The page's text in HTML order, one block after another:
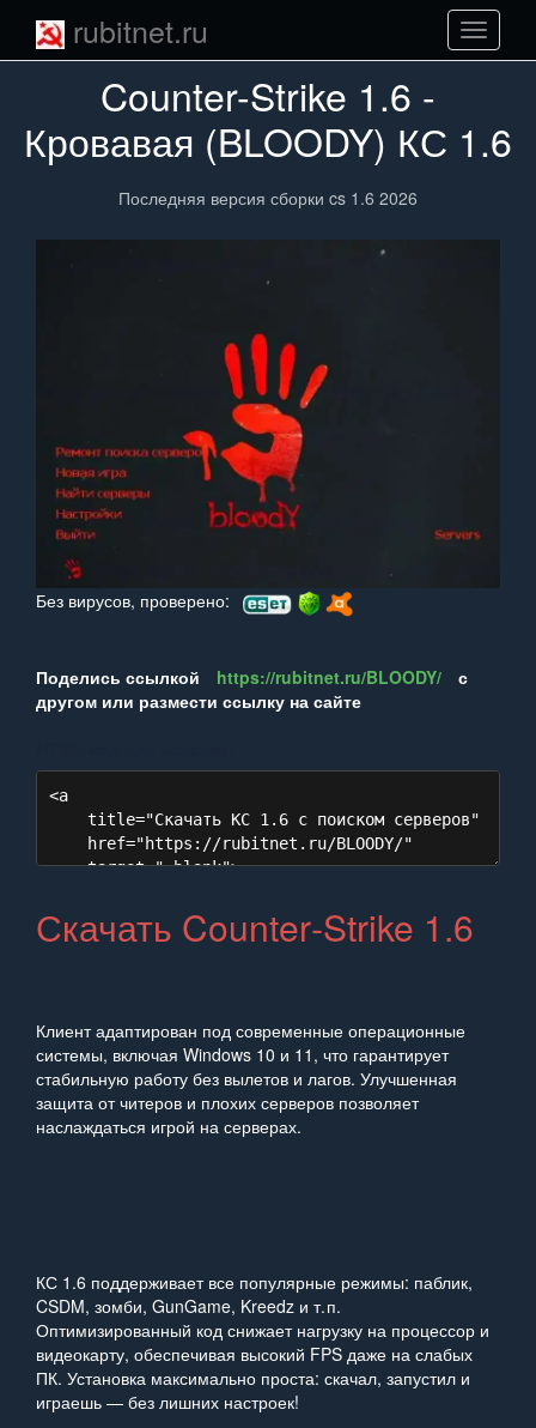
сайта
rubitnet.ru
Counter-Strike 1.6 -
Кровавая (BLOODY) КС 1.6
Последняя версия сборки cs 1.6 2026
Без вирусов, проверено:
Поделись ссылкой https://rubitnet.ru/BLOODY/
с
другом или размести ссылку на сайте
Скачать Counter‑Strike 1.6
Клиент адаптирован под современные операционные
системы, включая Windows 10 и 11, что гарантирует
стабильную работу без вылетов и лагов. Улучшенная
защита от читеров и плохих серверов позволяет
наслаждаться игрой на серверах.
КС 1.6 поддерживает все популярные режимы: паблик,
CSDM, зомби, GunGame, Kreedz и т. п.
Оптимизированный код снижает нагрузку на процессор и
видеокарту, обеспечивая высокий FPS даже на слабых
ПК. Установка максимально проста: скачал, запустил и
играешь — без лишних настроек!